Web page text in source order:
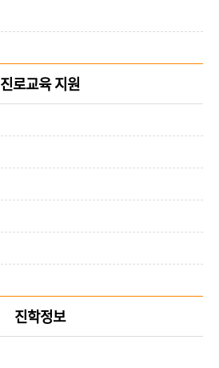
진로교육 지원
진학정보